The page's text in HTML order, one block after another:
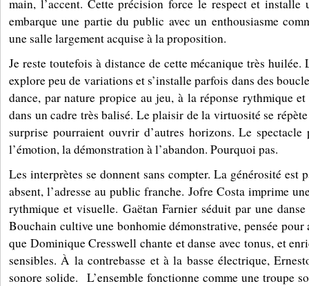
main, l’accent. Cette précision force le respect et installe
embarque une partie du public avec un enthousiasme
une salle largement acquise à la proposition.
Je reste toutefois à distance de cette mécanique très huilée.
explore peu de variations et s’installe parfois dans des
dance, par nature propice au jeu, à la réponse rythmique
dans un cadre très balisé. Le plaisir de la virtuosité se
surprise pourraient ouvrir d’autres horizons. Le spectacle
l’émotion, la démonstration à l’abandon. Pourquoi pas.
Les interprètes se donnent sans compter. La générosité est
absent, l’adresse au public franche. Jofre Costa imprime
rythmique et visuelle. Gaëtan Farnier séduit par une
Bouchain cultive une bonhomie démonstrative, pensée
que Dominique Cresswell chante et danse avec tonus, et
sensibles. À la contrebasse et à la basse électrique,
sonore solide. L’ensemble fonctionne comme une troupe